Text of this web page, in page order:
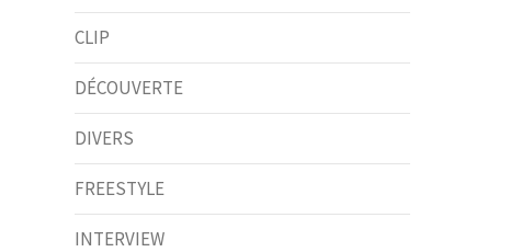
CLIP
DÉCOUVERTE
DIVERS
FREESTYLE
INTERVIEW